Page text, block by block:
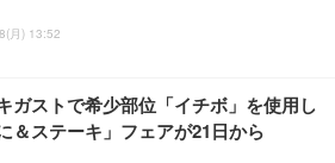
月) 13:52
ガストで希少部位「イチボ」を使用し
＆ステーキ」フェアが21日から